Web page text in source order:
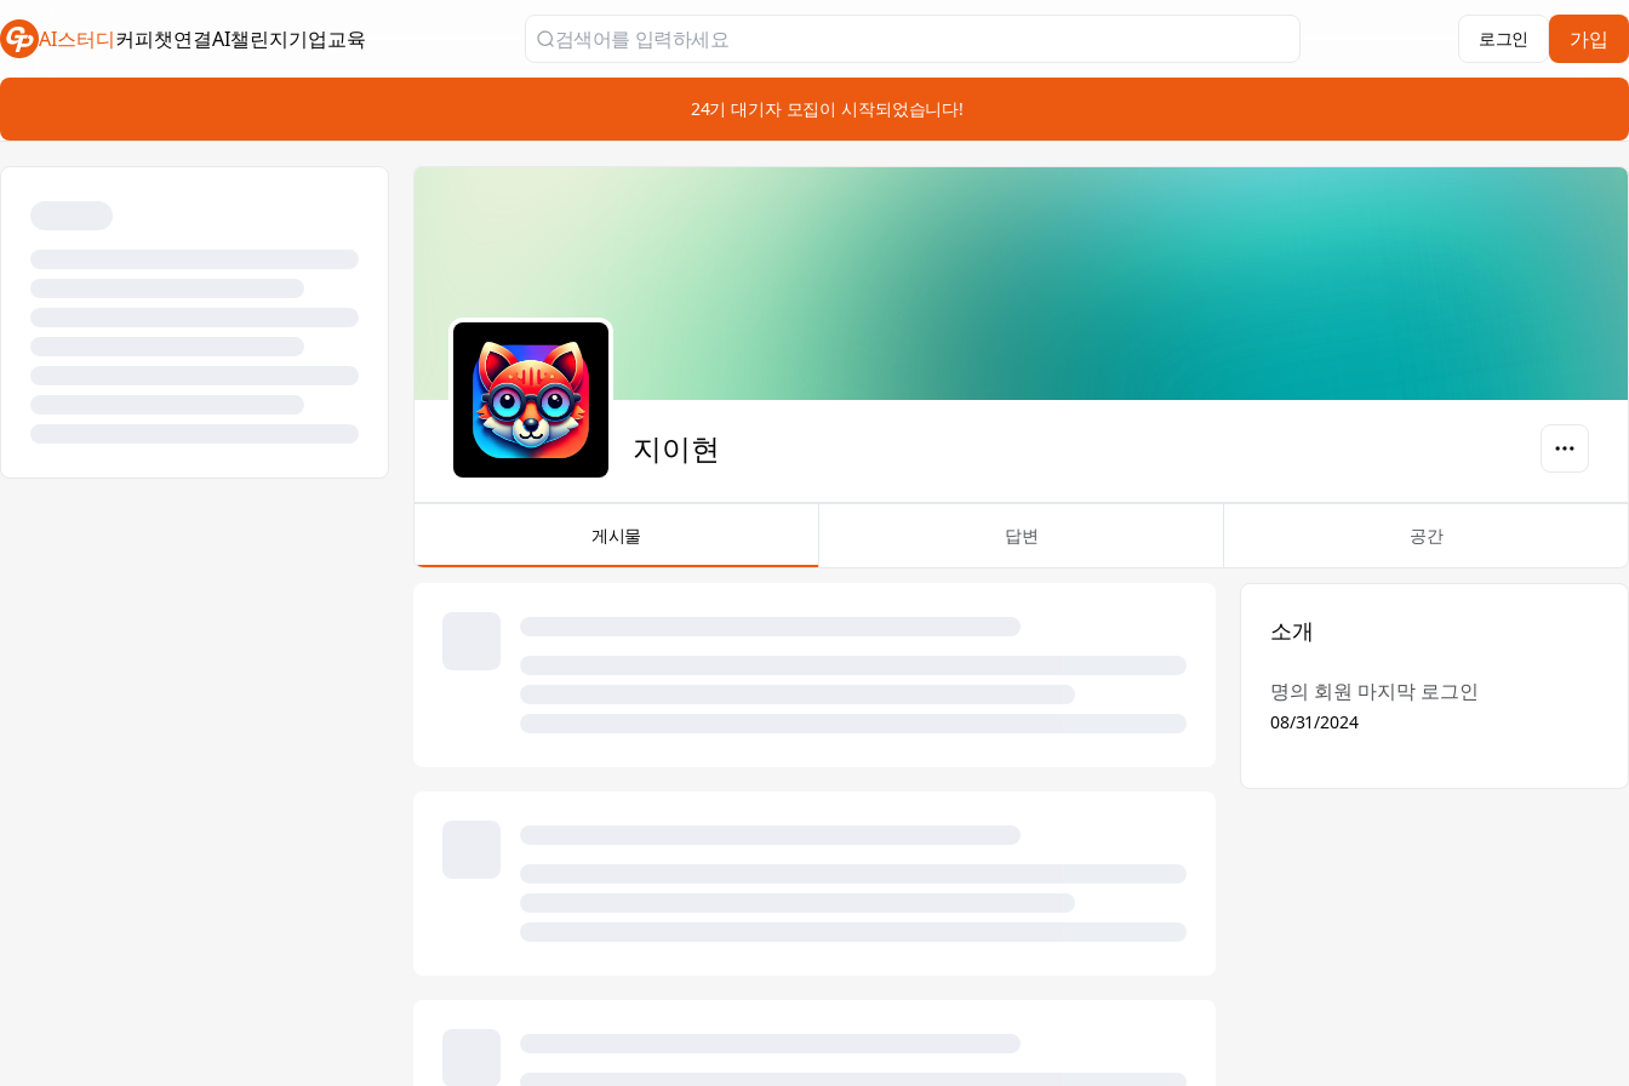
AI스터디커피챗연결
새 탭에서 열림AI챌린지
새 탭에서 열림
기업교육
새 탭에서 열림 가입
로그인
📣 24기 대기자 모집이 시작되었습니다!
지이현
게시물 답변 공간
소개
명의 회원 마지막 로그인
08/31/2024